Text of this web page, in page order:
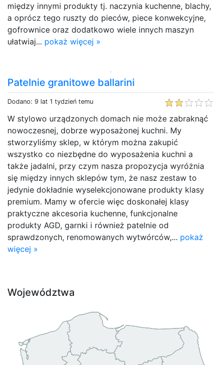
między innymi produkty tj. naczynia kuchenne, blachy,
a oprócz tego ruszty do pieców, piece konwekcyjne,
gofrownice oraz dodatkowo wiele innych maszyn
ułatwiaj... pokaż więcej »
Patelnie granitowe ballarini
Dodano: 9 lat 1 tydzień temu
W stylowo urządzonych domach nie może zabraknąć
nowoczesnej, dobrze wyposażonej kuchni. My
stworzyliśmy sklep, w którym można zakupić
wszystko co niezbędne do wyposażenia kuchni a
także jadalni, przy czym nasza propozycja wyróżnia
się między innych sklepów tym, że nasz zestaw to
jedynie dokładnie wyselekcjonowane produkty klasy
premium. Mamy w ofercie więc doskonałej klasy
praktyczne akcesoria kuchenne, funkcjonalne
produkty AGD, garnki i również patelnie od
sprawdzonych, renomowanych wytwórców,... pokaż
więcej »
Województwa